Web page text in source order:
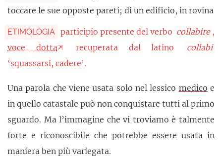
toccare le sue opposte pareti; di un edificio, in rovina
ETIMOLOGIA participio presente del verbo collabire ,
voce dotta
recuperata dal latino
collabi
‘squassarsi, cadere’.
Una parola che viene usata solo nel lessico medico e
in quello catastale può non conquistare tutti al primo
sguardo. Ma l’immagine che vi troviamo è talmente
forte e riconoscibile che potrebbe essere usata in
maniera ben più variegata.